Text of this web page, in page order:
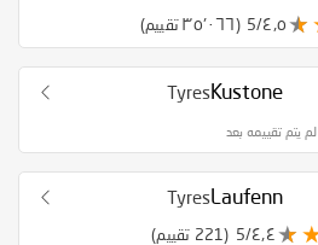
٤٫٥/5 (٣٥٬٠٦٦ تقييم)
Kustone
Tyres
لم يتم تقييمه بعد
Laufenn
Tyres
٤٫٤/5 (221 تقييم)